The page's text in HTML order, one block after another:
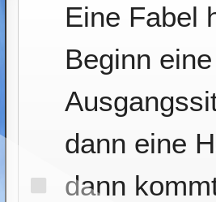
Eine Fabel
Beginn eine
dann eine
dann